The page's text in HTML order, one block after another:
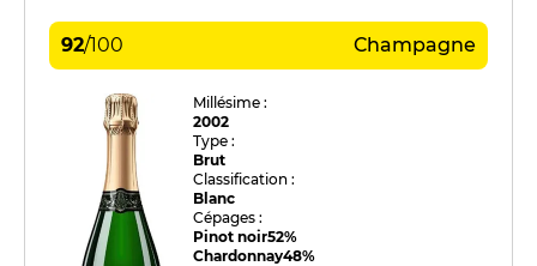
92/100 Champagne
Millésime :
2002
Type :
Brut
Classification :
Blanc
Cépages :
Pinot noir52%
Chardonnay48%